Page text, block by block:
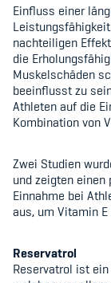
Einfluss einer
nachteiligen
die
Muskelschäden
beeinflusst zu
Athleten auf die
Kombination von
Zwei Studien
und zeigten
Einnahme bei
aus, um Vitamin
Reservatrol
Reservatrol ist